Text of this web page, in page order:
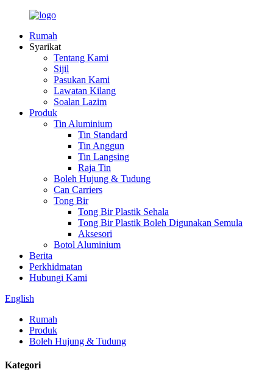
Rumah
Syarikat
Tentang Kami
Sijil
Pasukan Kami
Lawatan Kilang
Soalan Lazim
Produk
Tin Aluminium
Tin Standard
Tin Anggun
Tin Langsing
Raja Tin
Boleh Hujung & Tudung
Can Carriers
Tong Bir
Tong Bir Plastik Sehala
Tong Bir Plastik Boleh Digunakan Semula
Aksesori
Botol Aluminium
Berita
Perkhidmatan
Hubungi Kami
English
Rumah
Produk
Boleh Hujung & Tudung
Kategori